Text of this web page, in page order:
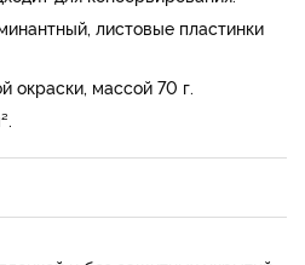
листовые пластинки
окраски, массой 70 г.